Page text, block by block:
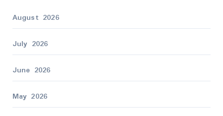
August 2026
July 2026
June 2026
May 2026